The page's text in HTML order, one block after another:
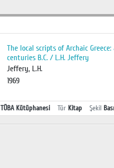
The local scripts of Archaic
centuries B.C. / L.H. Jeffery
Jeffery, L.H.
1969
TÜBA Kütüphanesi Tür Kitap Şekil